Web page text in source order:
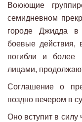
Воюющие
семидневном
городе Джидда в
боевые действия,
погибли и более
лицами,
Соглашение о
поздно вечером в
Оно вступит в силу